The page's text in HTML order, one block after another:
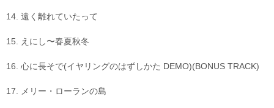
14. 遠く離れていたって
15. えにし〜春夏秋冬
16. 心に長そで(イヤリングのはずしかた DEMO)(BONUS TRACK)
17. メリー・ローランの島